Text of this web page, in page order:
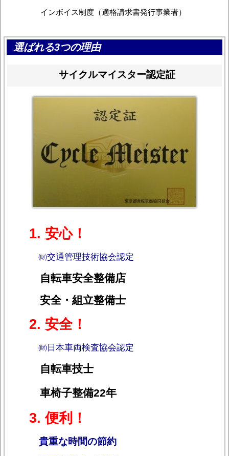
インボイス制度（適格請求書発行事業者）
選ばれる3つの理由
サイクルマイスター認定証
1. 安心！
㈶交通管理技術協会認定
自転車安全整備店
安全・組立整備士
2. 安全！
㈶日本車両検査協会認定
自転車技士
車椅子整備22年
3. 便利！
貴重な時間の節約